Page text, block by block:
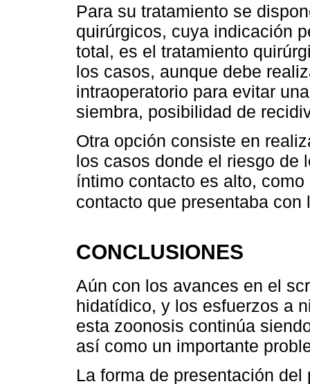
Para su tratamiento se
quirúrgicos, cuya indicación
total, es el tratamiento
los casos, aunque debe
intraoperatorio para evitar
siembra, posibilidad de
Otra opción consiste en
los casos donde el riesgo de
íntimo contacto es alto,
contacto que presentaba con
CONCLUSIONES
Aún con los avances en el
hidatídico, y los esfuerzos a
esta zoonosis continúa
así como un importante
La forma de presentación